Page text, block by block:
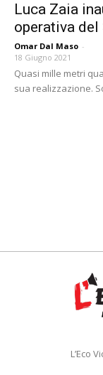
Luca Zaia
operativa del
Omar Dal Maso -
18 Giugno 2021
Quasi mille metri
sua realizzazione.
L’Eco